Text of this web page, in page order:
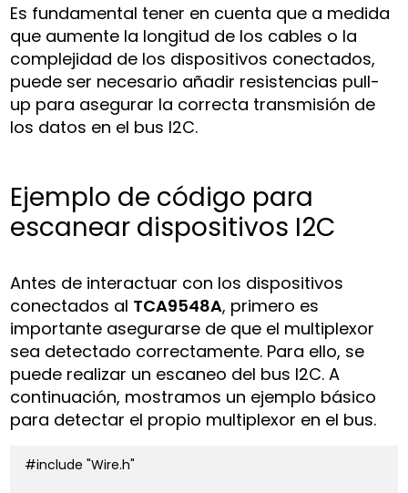
Es fundamental tener en cuenta que a medida
que aumente la longitud de los cables o la
complejidad de los dispositivos conectados,
puede ser necesario añadir resistencias pull-
up para asegurar la correcta transmisión de
los datos en el bus I2C.
Ejemplo de código para
escanear dispositivos I2C
Antes de interactuar con los dispositivos
conectados al TCA9548A, primero es
importante asegurarse de que el multiplexor
sea detectado correctamente. Para ello, se
puede realizar un escaneo del bus I2C. A
continuación, mostramos un ejemplo básico
para detectar el propio multiplexor en el bus.
#include "Wire.h"